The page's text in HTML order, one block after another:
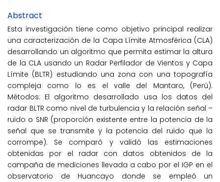
Abstract
Esta investigación tiene como objetivo principal realizar
una caracterización de la Capa Límite Atmosférica (CLA)
desarrollando un algoritmo que permita estimar la altura
de la CLA usando un Radar Perfilador de Vientos y Capa
Límite (BLTR) estudiando una zona con una topografía
compleja como lo es el valle del Mantaro, (Perú).
Métodos: El algoritmo desarrollado usa los datos del
radar BLTR como nivel de turbulencia y la relación señal –
ruido o SNR (proporción existente entre la potencia de la
señal que se transmite y la potencia del ruido que la
corrompe). Se comparó y validó las estimaciones
obtenidas por el radar con datos obtenidos de la
campaña de mediciones llevada a cabo por el IGP en el
observatorio de Huancayo donde se empleó un